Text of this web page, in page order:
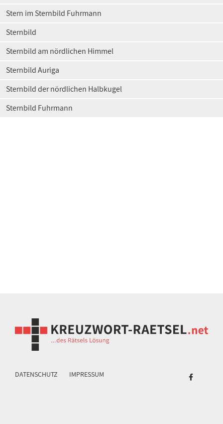
Stern im Sternbild Fuhrmann
Sternbild
Sternbild am nördlichen Himmel
Sternbild Auriga
Sternbild der nördlichen Halbkugel
Sternbild Fuhrmann
DATENSCHUTZ IMPRESSUM